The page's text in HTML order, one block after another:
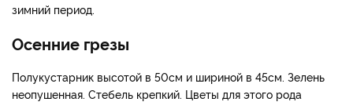
зимний период.
Осенние грезы
Полукустарник высотой в 50см и шириной в 45см. Зелень
неопушенная. Стебель крепкий. Цветы для этого рода